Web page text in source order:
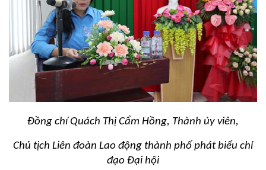
Đồng chí Quách Thị Cẩm Hồng, Thành ủy viên,
Chủ tịch Liên đoàn Lao động thành phố phát biểu chỉ
đạo Đại hội